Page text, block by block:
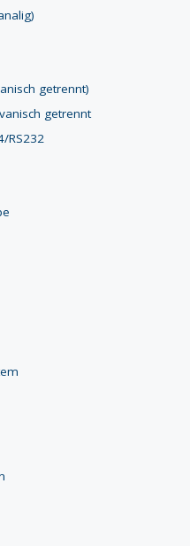
getrennt)
getrennt
RS232